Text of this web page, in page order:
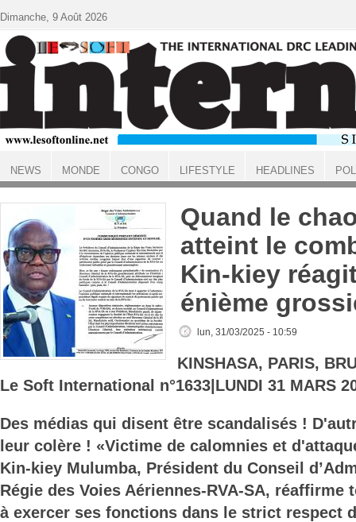
ACCUEIL
Quand le
atteint le
Kin-kiey
énième
lun, 31/03/2025 - 10:59
KINSHASA, PARIS,
Le Soft International n°1633|LUNDI 31 MARS
Des médias qui disent être scandalisés !
leur colère ! «Victime de calomnies et
Kin-kiey Mulumba, Président du Conseil
Régie des Voies Aériennes-RVA-SA, réaffirme
à exercer ses fonctions dans le strict respect
Dimanche, 9 Août 2026
NEWS MONDE CONGO LIFESTYLE HEADLINES